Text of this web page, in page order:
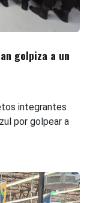
golpiza a un
integrantes
por golpear a